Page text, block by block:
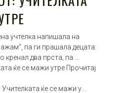
учтелка напишала на
па ги прашала децата:
кренал два прста, па …
ќе се мажи утре Прочитај
ќе се мажи у…